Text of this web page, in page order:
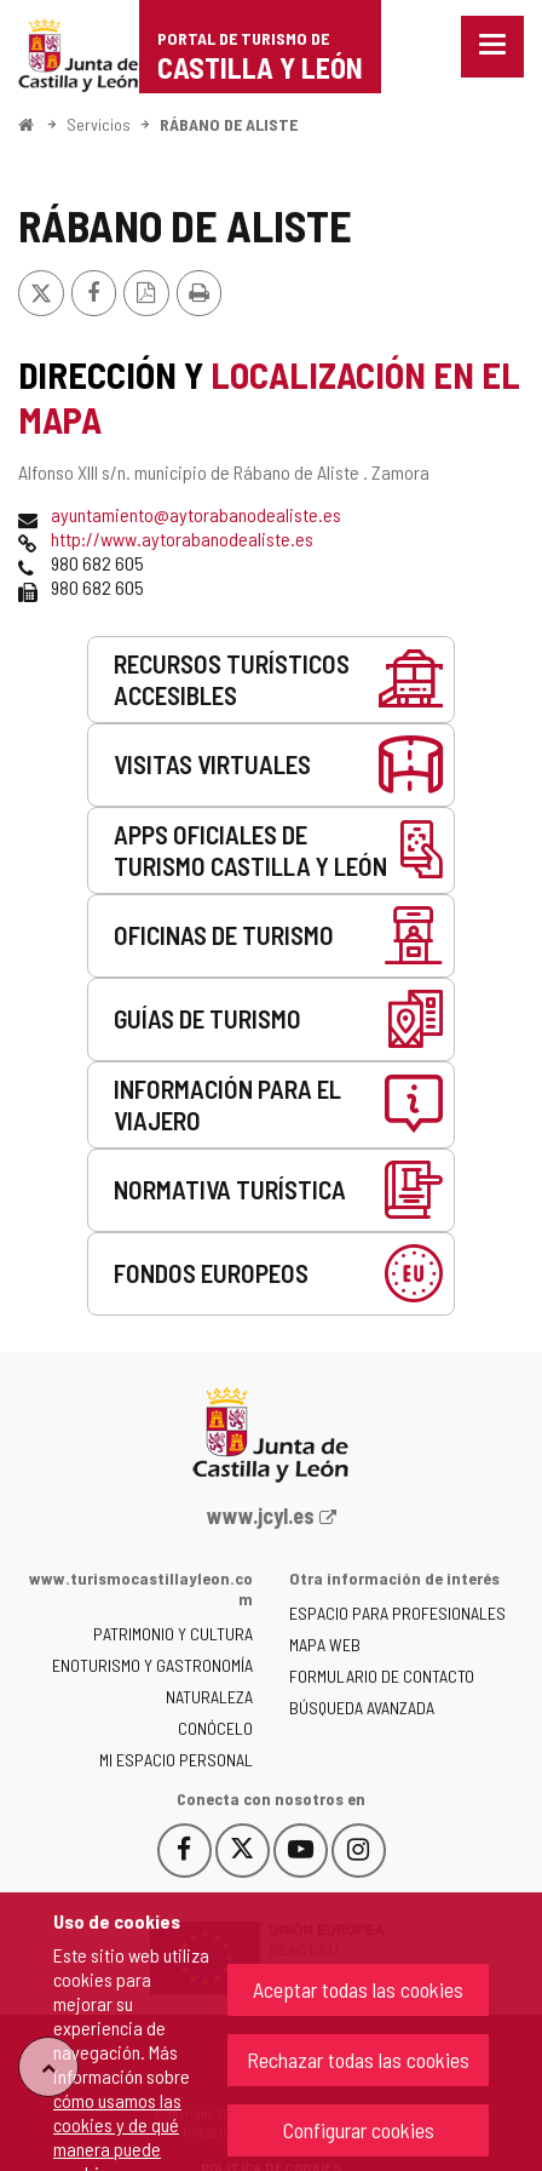
Uso de cookies
Este sitio web utiliza
cookies para
mejorar su
experiencia de
navegación. Más
información sobre
cómo usamos las
cookies y de qué
manera puede
Aceptar todas las cookies
Rechazar todas las cookies
Configurar cookies
Portal
de
Turismo
Castilla
León
PORTAL DE TURISMO DE
CASTILLA Y LEÓN
Menu
InicioServicios RÁBANO DE ALISTE
RÁBANO DE ALISTE
X FacebookVersión
PDF
Imprimir
DIRECCIÓN Y LOCALIZACIÓN EN EL
MAPA
Dirección
Alfonso XIII s/n. municipio de Rábano de Aliste . Zamora
Dirección
de
correo
electrónico
ayuntamiento@aytorabanodealiste.es
Página
Web
http://www.aytorabanodealiste.es
Teléfonos
980 682 605
Fax 980 682 605
RECURSOS TURÍSTICOS
ACCESIBLES
VISITAS VIRTUALES
APPS OFICIALES DE
TURISMO CASTILLA Y LEÓN
OFICINAS DE TURISMO
GUÍAS DE TURISMO
INFORMACIÓN PARA EL
VIAJERO
NORMATIVA TURÍSTICA
FONDOS EUROPEOS
Portal
la
de
Castilla
y
León
-
www.jcyl.es
www.turismocastillayleon.co
m
PATRIMONIO Y CULTURA
ENOTURISMO Y GASTRONOMÍA
NATURALEZA
CONÓCELO
MI ESPACIO PERSONAL
Otra información de interés
ESPACIO PARA PROFESIONALES
MAPA WEB
FORMULARIO DE CONTACTO
BÚSQUEDA AVANZADA
Conecta con nosotros en
Facebook
Este
enlace
en
nueva.
Este
enlace
una
ventana
nueva.
YouTube
Este
enlace
una
ventana
nueva.
Instagram
Este
enlace
una
ventana
nueva.
"Volver
arriba"
Copyright 2026 - Junta de Castilla y León
Todos los derechos reservados.